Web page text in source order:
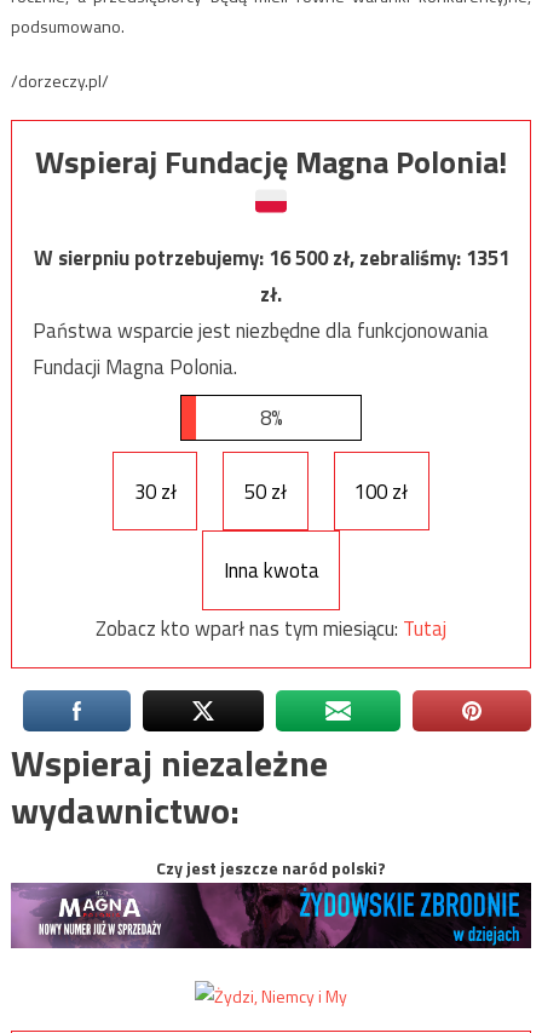
podsumowano.
/dorzeczy.pl/
Wspieraj Fundację Magna Polonia!
W sierpniu potrzebujemy:16 500zł, zebraliśmy:1351
zł.
Państwa wsparcie jest niezbędne dla funkcjonowania
Fundacji Magna Polonia.
8%
30 zł 50 zł 100 zł
Inna kwota
Zobacz kto wparł nas tym miesiącu: Tutaj
Wspieraj niezależne
wydawnictwo:
Czy jest jeszcze naród polski?